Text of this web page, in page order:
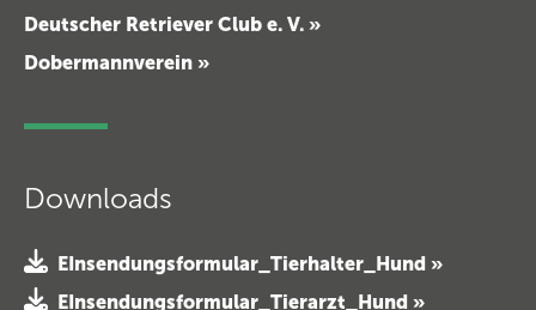
Deutscher Retriever Club e. V. »
Dobermannverein »
Downloads
EInsendungsformular_Tierhalter_Hund »
EInsendungsformular_Tierarzt_Hund »